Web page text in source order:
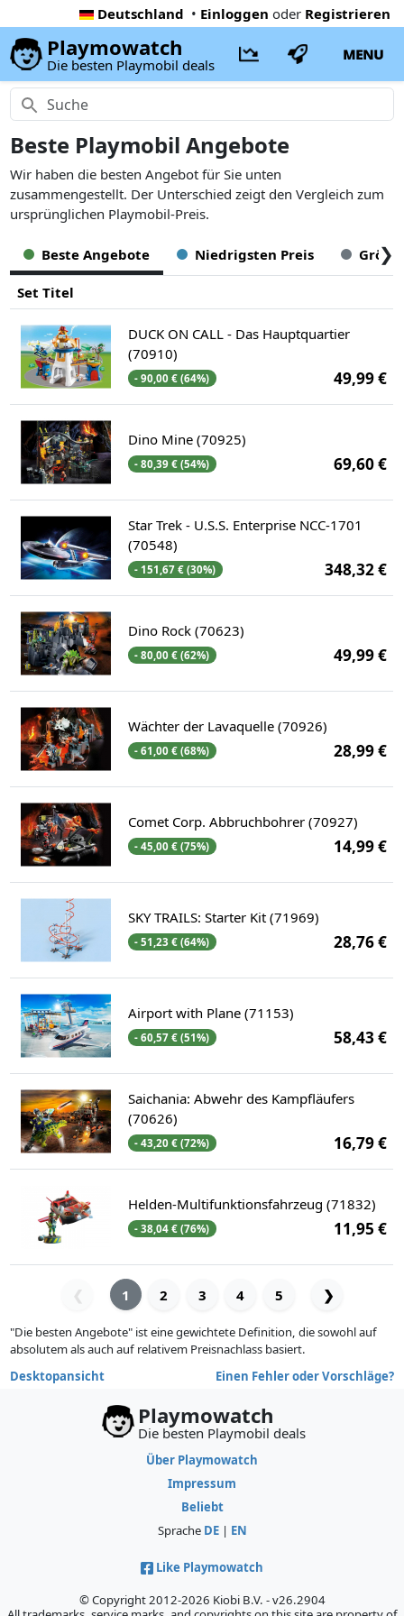
Deutschland • Einloggen oder Registrieren
Playmowatch
Die besten Playmobil deals
MENU
Beste Playmobil Angebote
Wir haben die besten Angebot für Sie unten
zusammengestellt. Der Unterschied zeigt den Vergleich zum
ursprünglichen Playmobil-Preis.
Beste Angebote Niedrigsten Preis ❯
Set Titel
DUCK ON CALL - Das Hauptquartier
(70910)
- 90,00 € (64%) 49,99 €
Dino Mine (70925)
- 80,39 € (54%) 69,60 €
Star Trek - U.S.S. Enterprise NCC-1701
(70548)
- 151,67 € (30%) 348,32 €
Dino Rock (70623)
- 80,00 € (62%) 49,99 €
Wächter der Lavaquelle (70926)
- 61,00 € (68%) 28,99 €
Comet Corp. Abbruchbohrer (70927)
- 45,00 € (75%) 14,99 €
SKY TRAILS: Starter Kit (71969)
- 51,23 € (64%) 28,76 €
Airport with Plane (71153)
- 60,57 € (51%) 58,43 €
Saichania: Abwehr des Kampfläufers
(70626)
- 43,20 € (72%) 16,79 €
Helden-Multifunktionsfahrzeug (71832)
- 38,04 € (76%) 11,95 €
❮ 1 2 3 4 5 ❯
"Die besten Angebote" ist eine gewichtete Definition, die sowohl auf
absolutem als auch auf relativem Preisnachlass basiert.
Desktopansicht
Einen Fehler oder Vorschläge?
Playmowatch
Die besten Playmobil deals
Über Playmowatch
Impressum
Beliebt
Sprache DE| EN
Like Playmowatch
© Copyright 2012-2026 Kiobi B.V. - v26.2904